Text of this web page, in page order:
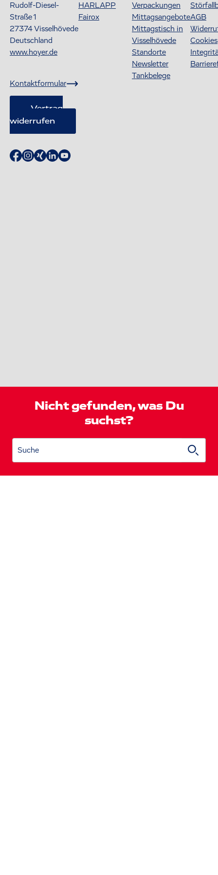
Rudolf-Diesel-
Straße 1
27374Visselhövede
Deutschland
www.hoyer.de
Kontaktformular
Vertrag
widerrufen
HARLAPP
Fairox
Verpackungen
Mittagsangebote
Mittagstisch in
Visselhövede
Standorte
Newsletter
Tankbelege
AGB
Cookies
Nicht gefunden, was Du
suchst?
Suche